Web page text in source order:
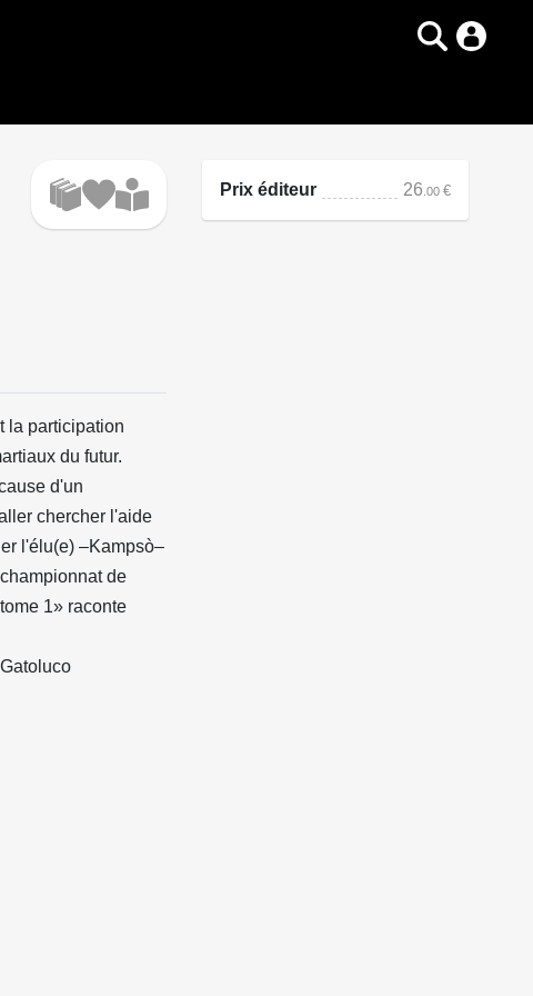
la participation
du futur.
d'un
chercher l'aide
l'élu(e) –Kampsò–
de
1» raconte
Prix éditeur 26 .00 €